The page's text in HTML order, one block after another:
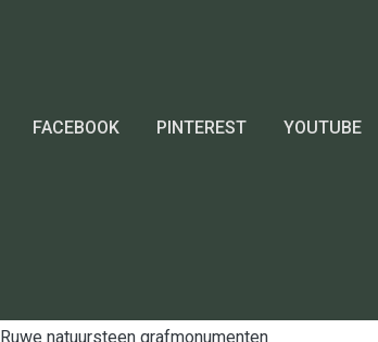
FACEBOOK PINTEREST YOUTUBE
Ruwe natuursteen grafmonumenten